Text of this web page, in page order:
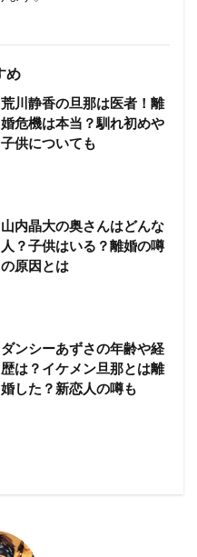
め
荒川静香の旦那は医者！離
婚危機は本当？馴れ初めや
子供についても
山内晶大の奥さんはどんな
人？子供はいる？離婚の噂
の原因とは
ダンシーあずさの年齢や経
歴は？イケメン旦那とは離
婚した？新恋人の噂も